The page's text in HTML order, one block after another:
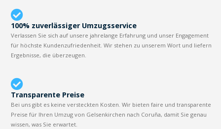
100% zuverlässiger Umzugsservice
Verlassen Sie sich auf unsere jahrelange Erfahrung und unser Engagement
für höchste Kundenzufriedenheit. Wir stehen zu unserem Wort und liefern
Ergebnisse, die überzeugen.
Transparente Preise
Bei uns gibt es keine versteckten Kosten. Wir bieten faire und transparente
Preise für Ihren Umzug von Gelsenkirchen nach Coruña, damit Sie genau
wissen, was Sie erwartet.